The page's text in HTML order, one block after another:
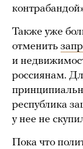
Также уже
отменить
и
россиянам.
республика
у нее не
Пока что